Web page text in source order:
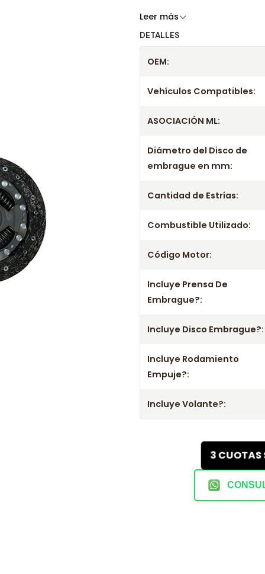
Marca
OEM
Información técnica
Producto
Información de
Entrega el mismo día en
Incluye
- Prensa
- Rodamiento / Collarín
Aplicación por años
2010 2011 2012 2013 2014 2015
- Mejora el rendimiento y la
- No olvides consultar la
Leer más
DETALLES
OEM:
Vehículos Compatibles:
ASOCIACIÓN ML:
Diámetro del Disco de
embrague en mm:
Cantidad de Estrías:
Combustible Utilizado:
Código Motor:
Incluye Prensa De
Embrague?:
Incluye Disco Embrague?:
Incluye Rodamiento
Empuje?:
Incluye Volante?:
3